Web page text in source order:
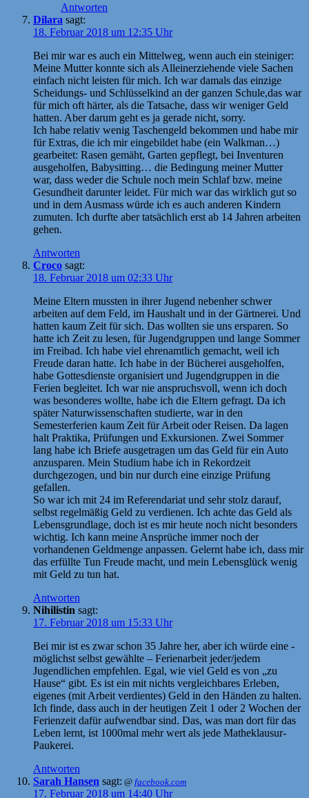
Antworten
Dilara sagt:
18. Februar 2018 um 12:35 Uhr
Bei mir war es auch ein Mittelweg, wenn auch ein steiniger:
Meine Mutter konnte sich als Alleinerziehende viele Sachen
einfach nicht leisten für mich. Ich war damals das einzige
Scheidungs- und Schlüsselkind an der ganzen Schule,das war
für mich oft härter, als die Tatsache, dass wir weniger Geld
hatten. Aber darum geht es ja gerade nicht, sorry.
Ich habe relativ wenig Taschengeld bekommen und habe mir
für Extras, die ich mir eingebildet habe (ein Walkman…)
gearbeitet: Rasen gemäht, Garten gepflegt, bei Inventuren
ausgeholfen, Babysitting… die Bedingung meiner Mutter
war, dass weder die Schule noch mein Schlaf bzw. meine
Gesundheit darunter leidet. Für mich war das wirklich gut so
und in dem Ausmass würde ich es auch anderen Kindern
zumuten. Ich durfte aber tatsächlich erst ab 14 Jahren arbeiten
gehen.
Antworten
Croco sagt:
18. Februar 2018 um 02:33 Uhr
Meine Eltern mussten in ihrer Jugend nebenher schwer
arbeiten auf dem Feld, im Haushalt und in der Gärtnerei. Und
hatten kaum Zeit für sich. Das wollten sie uns ersparen. So
hatte ich Zeit zu lesen, für Jugendgruppen und lange Sommer
im Freibad. Ich habe viel ehrenamtlich gemacht, weil ich
Freude daran hatte. Ich habe in der Bücherei ausgeholfen,
habe Gottesdienste organisiert und Jugendgruppen in die
Ferien begleitet. Ich war nie anspruchsvoll, wenn ich doch
was besonderes wollte, habe ich die Eltern gefragt. Da ich
später Naturwissenschaften studierte, war in den
Semesterferien kaum Zeit für Arbeit oder Reisen. Da lagen
halt Praktika, Prüfungen und Exkursionen. Zwei Sommer
lang habe ich Briefe ausgetragen um das Geld für ein Auto
anzusparen. Mein Studium habe ich in Rekordzeit
durchgezogen, und bin nur durch eine einzige Prüfung
gefallen.
So war ich mit 24 im Referendariat und sehr stolz darauf,
selbst regelmäßig Geld zu verdienen. Ich achte das Geld als
Lebensgrundlage, doch ist es mir heute noch nicht besonders
wichtig. Ich kann meine Ansprüche immer noch der
vorhandenen Geldmenge anpassen. Gelernt habe ich, dass mir
das erfüllte Tun Freude macht, und mein Lebensglück wenig
mit Geld zu tun hat.
Antworten
Nihilistin sagt:
17. Februar 2018 um 15:33 Uhr
Bei mir ist es zwar schon 35 Jahre her, aber ich würde eine -
möglichst selbst gewählte – Ferienarbeit jeder/jedem
Jugendlichen empfehlen. Egal, wie viel Geld es von „zu
Hause“ gibt. Es ist ein mit nichts vergleichbares Erleben,
eigenes (mit Arbeit verdientes) Geld in den Händen zu halten.
Ich finde, dass auch in der heutigen Zeit 1 oder 2 Wochen der
Ferienzeit dafür aufwendbar sind. Das, was man dort für das
Leben lernt, ist 1000mal mehr wert als jede Matheklausur-
Paukerei.
Antworten
Sarah Hansen sagt: @ facebook.com
17. Februar 2018 um 14:40 Uhr